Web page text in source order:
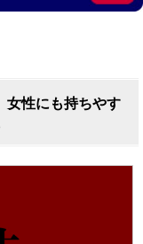
性にも持ちやす